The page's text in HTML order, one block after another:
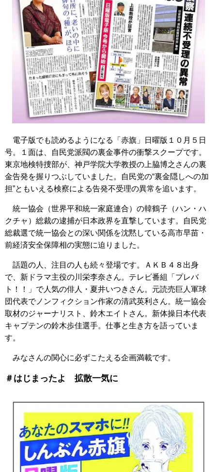
電子版でも読めるようになる「赤旗」日曜版１０月５日
号。１面は、自民党派閥の裏金事件の衝撃スクープです。
東京地検特捜部が、神戸学院大学教授の上脇博之さんの裏
金告発を握りつぶしていました。自民党の“裏金隠しへの加
担”ともいえる検察による告発不受理の異常を追います。
統一協会（世界平和統一家庭連合）の韓鶴子（ハン・ハ
クチャ）総裁の逮捕が日本政界を直撃しています。自民党
総裁選で統一協会との深い関係を沈黙している高市早苗・
前経済安全保障相の実態に迫りました。
話題の人、注目の人も続々登場です。ＡＫＢ４８出身
で、新ドラマ主役の川栄李奈さん。テレビ番組「プレバ
ト！！」で人気の俳人・夏井いつきさん。元読売巨人軍球
団代表でノンフィクション作家の清武英利さん。統一協会
取材のジャーナリスト、鈴木エイトさん。新体操日本代表
キャプテンの鈴木歩佳選手。仕事と生き方を語っていま
す。
みなさんの関心に必ずこたえる企画満載です。
＃はじまったよ 拡散一気に